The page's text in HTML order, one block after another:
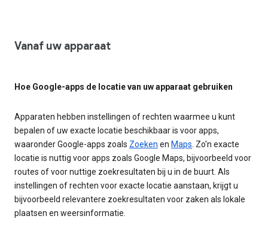
Vanaf uw apparaat
Hoe Google-apps de locatie van uw apparaat gebruiken
Apparaten hebben instellingen of rechten waarmee u kunt
bepalen of uw exacte locatie beschikbaar is voor apps,
waaronder Google-apps zoals Zoeken en Maps. Zo'n exacte
locatie is nuttig voor apps zoals Google Maps, bijvoorbeeld voor
routes of voor nuttige zoekresultaten bij u in de buurt. Als
instellingen of rechten voor exacte locatie aanstaan, krijgt u
bijvoorbeeld relevantere zoekresultaten voor zaken als lokale
plaatsen en weersinformatie.